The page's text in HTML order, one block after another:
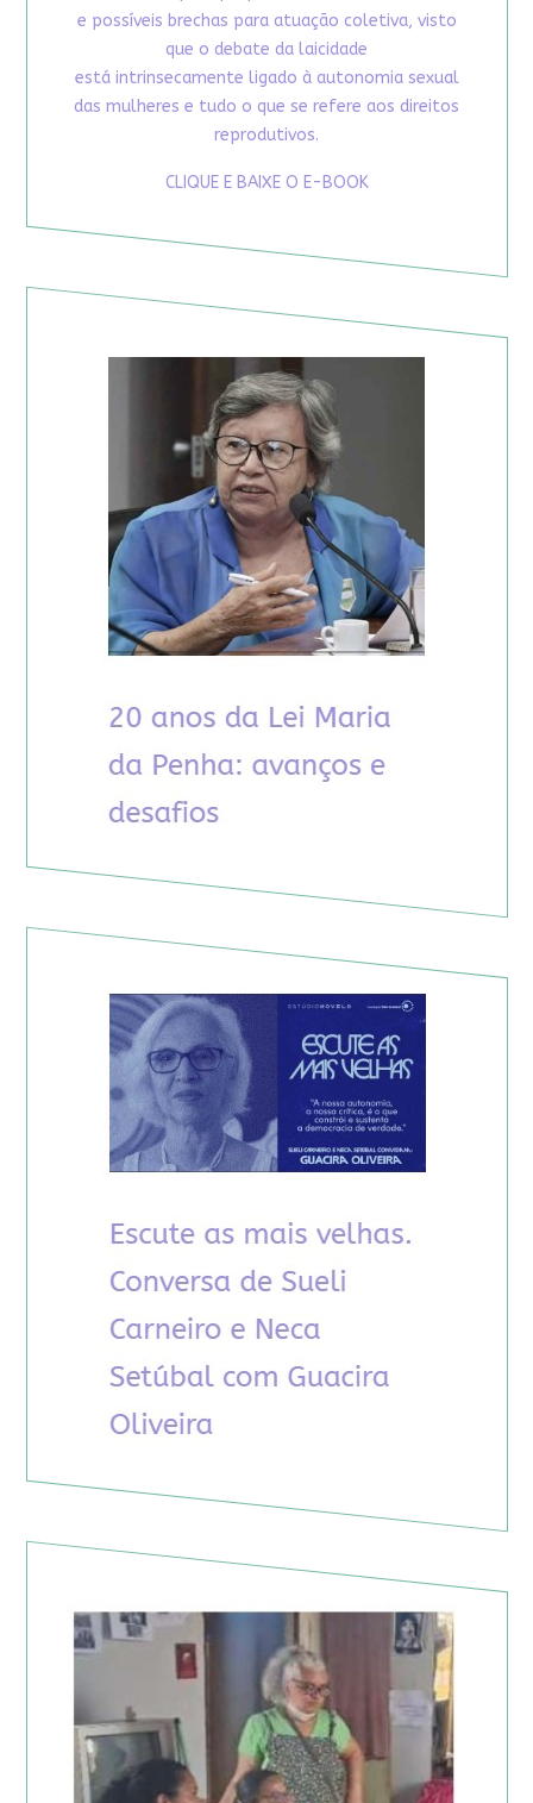
e possíveis brechas para atuação coletiva, visto
que o debate da laicidade
está intrinsecamente ligado à autonomia sexual
das mulheres e tudo o que se refere aos direitos
reprodutivos.
CLIQUE E BAIXE O E-BOOK